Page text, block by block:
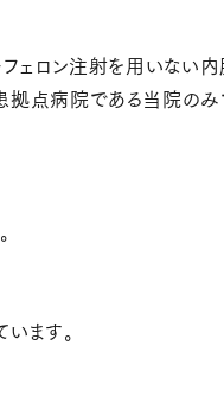
ェロン注射を用いない内
点病院である当院のみ
ます。